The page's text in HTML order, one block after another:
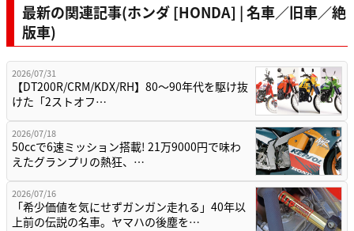
最新の関連記事(ホンダ [HONDA] | 名車／旧車／絶
版車)
2026/07/31
【DT200R/CRM/KDX/RH】80〜90年代を駆け抜
けた「2ストオフ…
2026/07/18
50ccで6速ミッション搭載! 21万9000円で味わ
えたグランプリの熱狂、…
2026/07/16
「希少価値を気にせずガンガン走れる」40年以
上前の伝説の名車。ヤマハの後塵を…